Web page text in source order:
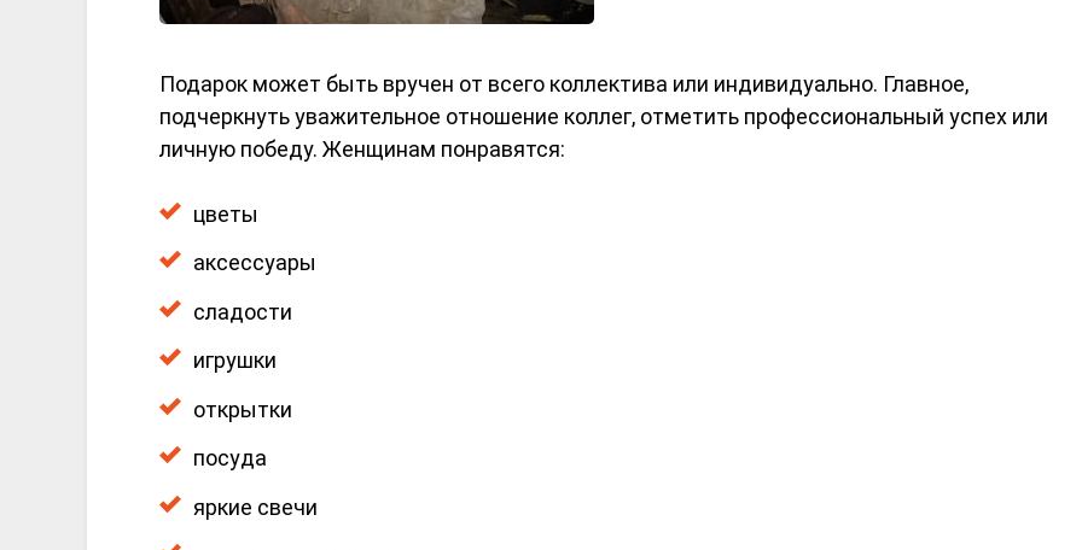
Подарок может быть вручен от всего коллектива или индивидуально. Главное,
подчеркнуть уважительное отношение коллег, отметить профессиональный успех или
личную победу. Женщинам понравятся:
цветы
аксессуары
сладости
игрушки
открытки
посуда
яркие свечи